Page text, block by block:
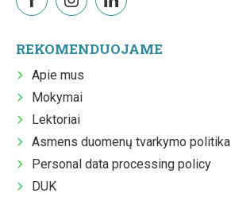
REKOMENDUOJAME
Apie mus
Mokymai
Lektoriai
Asmens duomenų tvarkymo politika
Personal data processing policy
DUK